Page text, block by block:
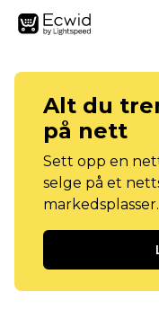
Alt du
på nett
Sett opp en
selge på et
markedsplasser.